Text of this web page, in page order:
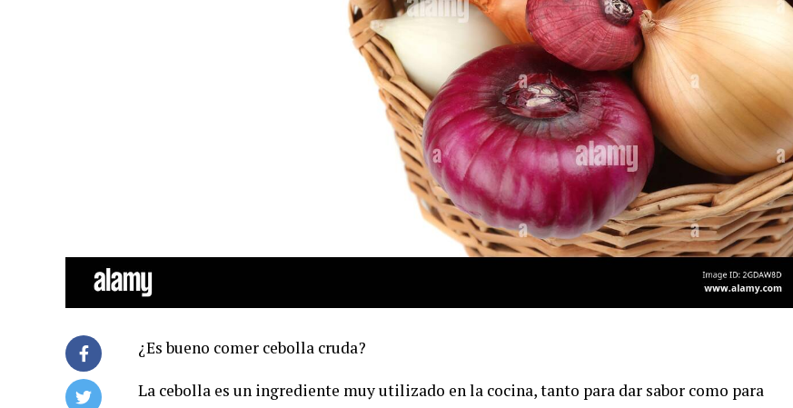
¿Es bueno comer cebolla cruda?
La cebolla es un ingrediente muy utilizado en la cocina, tanto para dar sabor como para